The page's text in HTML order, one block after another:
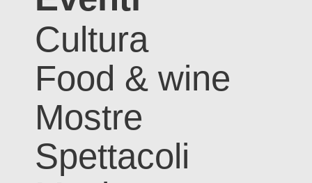
Cultura
Food & wine
Mostre
Spettacoli